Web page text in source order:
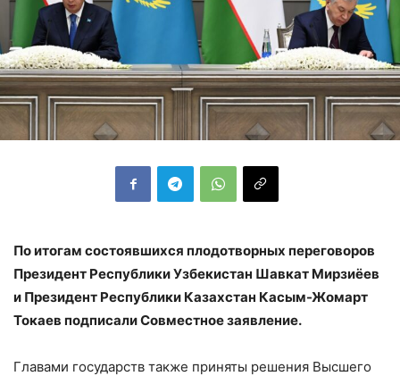
По итогам состоявшихся плодотворных переговоров
Президент Республики Узбекистан Шавкат Мирзиёев
и Президент Республики Казахстан Касым-Жомарт
Токаев подписали Совместное заявление.
Главами государств также приняты решения Высшего